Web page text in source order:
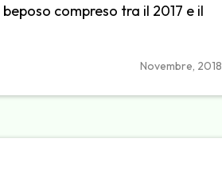
compreso tra il 2017 e il
Novembre, 2018